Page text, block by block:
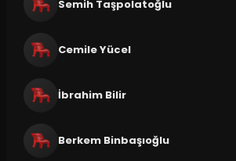
Semih Taşpolatoğlu
Cemile Yücel
İbrahim Bilir
Berkem Binbaşıoğlu